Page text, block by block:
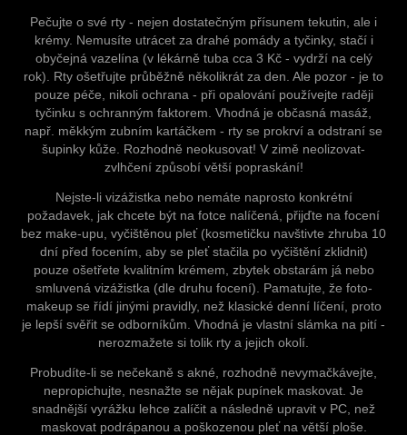
Pečujte o své rty - nejen dostatečným přísunem tekutin, ale i
krémy. Nemusíte utrácet za drahé pomády a tyčinky, stačí i
obyčejná vazelína (v lékárně tuba cca 3 Kč - vydrží na celý
rok). Rty ošetřujte průběžně několikrát za den. Ale pozor - je to
pouze péče, nikoli ochrana - při opalování používejte raději
tyčinku s ochranným faktorem. Vhodná je občasná masáž,
např. měkkým zubním kartáčkem - rty se prokrví a odstraní se
šupinky kůže. Rozhodně neokusovat! V zimě neolizovat-
zvlhčení způsobí větší popraskání!
Nejste-li vizážistka nebo nemáte naprosto konkrétní
požadavek, jak chcete být na fotce nalíčená, přijďte na focení
bez make-upu, vyčištěnou pleť (kosmetičku navštivte zhruba 10
dní před focením, aby se pleť stačila po vyčištění zklidnit)
pouze ošetřete kvalitním krémem, zbytek obstarám já nebo
smluvená vizážistka (dle druhu focení). Pamatujte, že foto-
makeup se řídí jinými pravidly, než klasické denní líčení, proto
je lepší svěřit se odborníkům. Vhodná je vlastní slámka na pití -
nerozmažete si tolik rty a jejich okolí.
Probudíte-li se nečekaně s akné, rozhodně nevymačkávejte,
nepropichujte, nesnažte se nějak pupínek maskovat. Je
snadnější vyrážku lehce zalíčit a následně upravit v PC, než
maskovat podrápanou a poškozenou pleť na větší ploše.